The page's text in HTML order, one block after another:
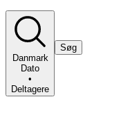
Danmark
Dato
•
Deltagere
Søg